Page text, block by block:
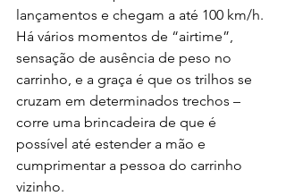
lançamentos e chegam a até 100 km/h.
Há vários momentos de “airtime”,
sensação de ausência de peso no
carrinho, e a graça é que os trilhos se
cruzam em determinados trechos –
corre uma brincadeira de que é
possível até estender a mão e
cumprimentar a pessoa do carrinho
vizinho.